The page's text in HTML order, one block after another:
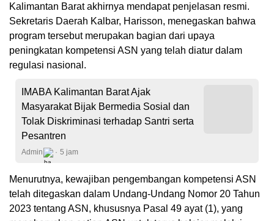
Kalimantan Barat akhirnya mendapat penjelasan resmi.
Sekretaris Daerah Kalbar, Harisson, menegaskan bahwa
program tersebut merupakan bagian dari upaya
peningkatan kompetensi ASN yang telah diatur dalam
regulasi nasional.
IMABA Kalimantan Barat Ajak
Masyarakat Bijak Bermedia Sosial dan
Tolak Diskriminasi terhadap Santri serta
Pesantren
Admin 5 jam
Menurutnya, kewajiban pengembangan kompetensi ASN
telah ditegaskan dalam Undang-Undang Nomor 20 Tahun
2023 tentang ASN, khususnya Pasal 49 ayat (1), yang